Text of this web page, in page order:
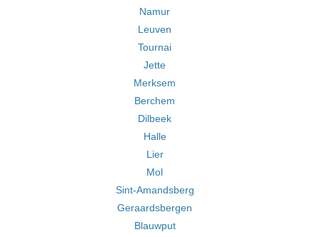
Namur
Leuven
Tournai
Jette
Merksem
Berchem
Dilbeek
Halle
Lier
Mol
Sint-Amandsberg
Geraardsbergen
Blauwput